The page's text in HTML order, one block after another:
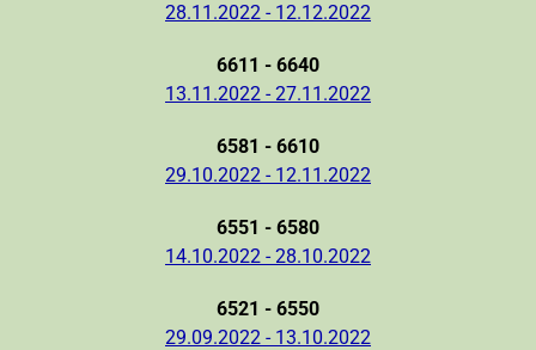
28.11.2022 - 12.12.2022
6611 - 6640
13.11.2022 - 27.11.2022
6581 - 6610
29.10.2022 - 12.11.2022
6551 - 6580
14.10.2022 - 28.10.2022
6521 - 6550
29.09.2022 - 13.10.2022